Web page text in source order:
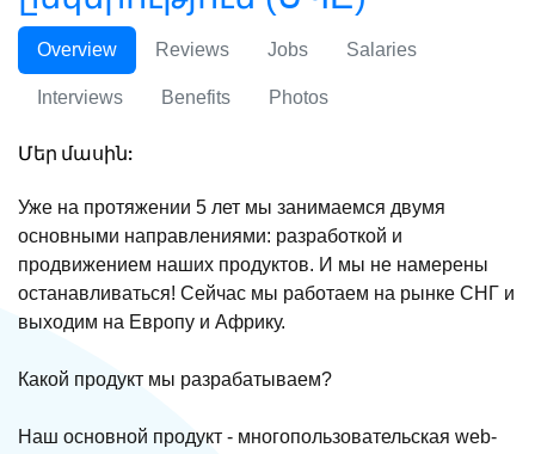
Overview Reviews Jobs Salaries
Interviews Benefits Photos
Մեր մասին:
Уже на протяжении 5 лет мы занимаемся двумя
основными направлениями: разработкой и
продвижением наших продуктов. И мы не намерены
останавливаться! Сейчас мы работаем на рынке СНГ и
выходим на Европу и Африку.
Какой продукт мы разрабатываем?
Наш основной продукт - многопользовательская web-